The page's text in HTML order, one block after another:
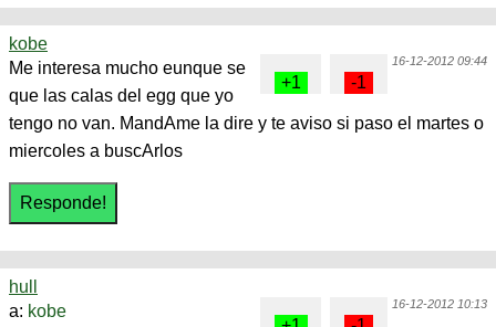
kobe
16-12-2012 09:44
Me interesa mucho eunque se
que las calas del egg que yo
tengo no van. MandAme la dire y te aviso si paso el martes o
miercoles a buscArlos
hull
16-12-2012 10:13
a: kobe